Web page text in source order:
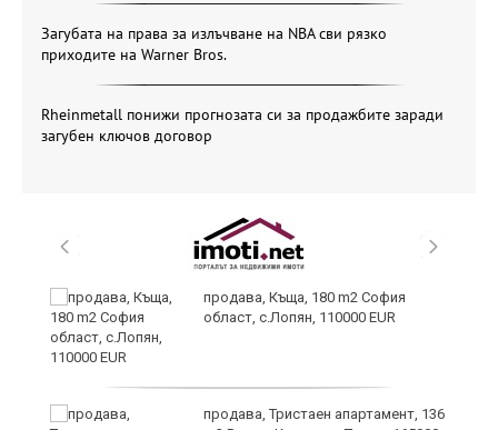
Загубата на права за излъчване на NBA сви рязко
приходите на Warner Bros.
Rheinmetall понижи прогнозата си за продажбите заради
загубен ключов договор
продава, Къща, 180 m2 София
област, с.Лопян, 110000 EUR
продава, Тристаен апартамент, 136